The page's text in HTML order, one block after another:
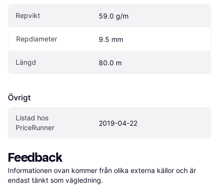
Repvikt 59.0 g/m
Repdiameter 9.5 mm
Längd 80.0 m
Övrigt
Listad hos
PriceRunner
2019-04-22
Feedback
Informationen ovan kommer från olika externa källor och är
endast tänkt som vägledning.